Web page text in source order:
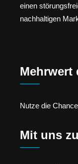
einen
nachhaltigen
Mehrwert
Nutze die
Mit uns